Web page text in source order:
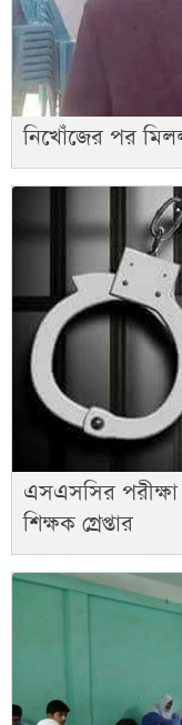
নিখোঁজের পর
এসএসসির পরীক্ষা
শিক্ষক গ্রেপ্তার